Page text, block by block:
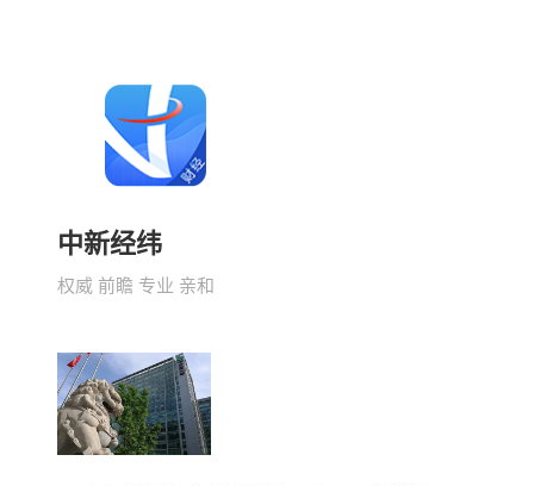
中新经纬
权威 前瞻 专业 亲和